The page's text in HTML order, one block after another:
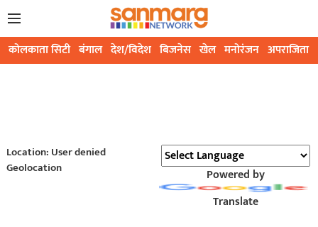
कोलकाता सिटी बंगाल देश/विदेश बिजनेस खेल मनोरंजन अपराजिता
Location: User denied
Geolocation
Powered by
Translate